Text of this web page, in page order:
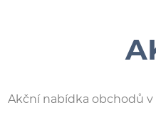
Akční nabídka obchodů v